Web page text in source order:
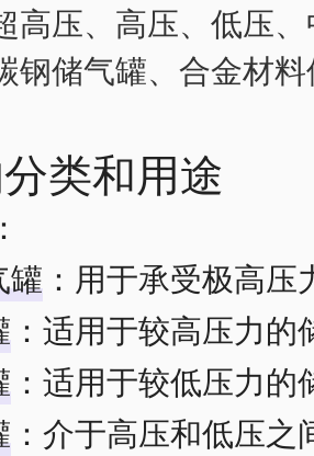
高压、高压、低压
钢储气罐、合金材
类和用途
‌：
罐 ：用于承受极高
：适用于较高压力的
：适用于较低压力的
：介于高压和低压